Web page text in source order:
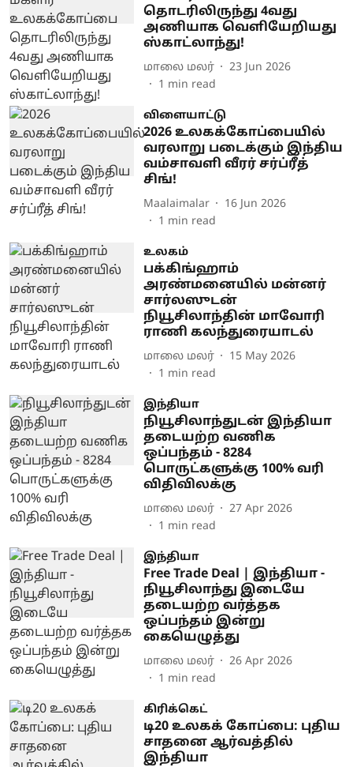
தொடரிலிருந்து 4வது
அணியாக வெளியேறியது
ஸ்காட்லாந்து!
மாலை மலர்
23 Jun 2026
1 min read
விளையாட்டு
2026 உலகக்கோப்பையில்
வரலாறு படைக்கும் இந்திய
வம்சாவளி வீரர் சர்ப்ரீத்
சிங்!
Maalaimalar
16 Jun 2026
1 min read
உலகம்
பக்கிங்ஹாம்
அரண்மனையில் மன்னர்
சார்லஸுடன்
நியூசிலாந்தின் மாவோரி
ராணி கலந்துரையாடல்
மாலை மலர்
15 May 2026
1 min read
இந்தியா
நியூசிலாந்துடன் இந்தியா
தடையற்ற வணிக
ஒப்பந்தம் - 8284
பொருட்களுக்கு 100% வரி
விதிவிலக்கு
மாலை மலர்
27 Apr 2026
1 min read
இந்தியா
Free Trade Deal | இந்தியா -
நியூசிலாந்து இடையே
தடையற்ற வர்த்தக
ஒப்பந்தம் இன்று
கையெழுத்து
மாலை மலர்
26 Apr 2026
1 min read
கிரிக்கெட்
டி20 உலகக் கோப்பை: புதிய
சாதனை ஆர்வத்தில்
இந்தியா